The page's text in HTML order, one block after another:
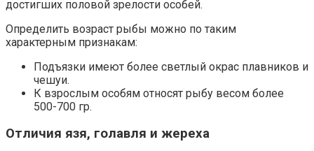
достигших половой зрелости особей.
Определить возраст рыбы можно по таким
характерным признакам:
Подъязки имеют более светлый окрас плавников и
чешуи.
К взрослым особям относят рыбу весом более
500-700 гр.
Отличия язя, голавля и жереха